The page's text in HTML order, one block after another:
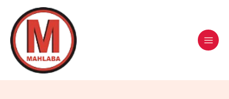
content
navigation